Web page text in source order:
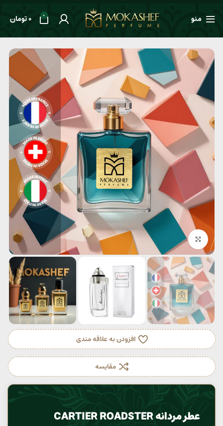
منو 0
0تومان
بزرگنمایی تصویر
افزودن به علاقه مندی
مقایسه
عطر مردانه CARTIER ROADSTER